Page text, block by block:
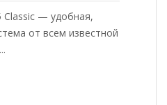
Classic — удобная,
от всем известной